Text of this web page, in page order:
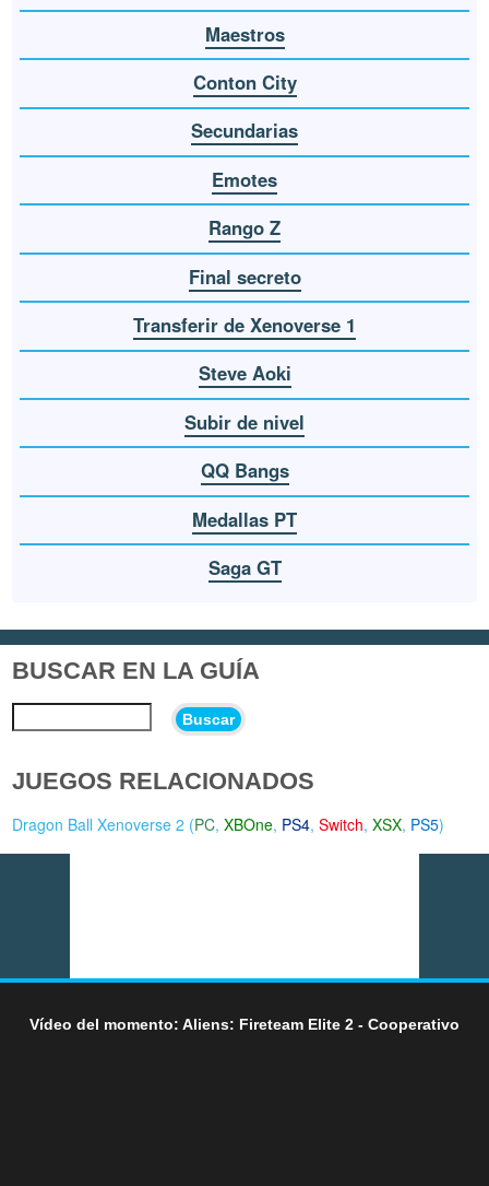
Maestros
Conton City
Secundarias
Emotes
Rango Z
Final secreto
Transferir de Xenoverse 1
Steve Aoki
Subir de nivel
QQ Bangs
Medallas PT
Saga GT
BUSCAR EN LA GUÍA
Buscar
JUEGOS RELACIONADOS
Dragon Ball Xenoverse 2 (PC,XBOne, PS4,Switch,XSX, PS5)
Vídeo del momento: Aliens: Fireteam Elite 2 - Cooperativo